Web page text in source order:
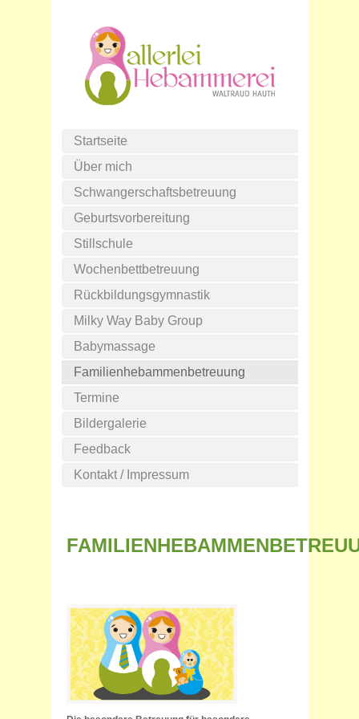
Startseite
Über mich
Schwangerschaftsbetreuung
Geburtsvorbereitung
Stillschule
Wochenbettbetreuung
Rückbildungsgymnastik
Milky Way Baby Group
Babymassage
Familienhebammenbetreuung
Termine
Bildergalerie
Feedback
Kontakt / Impressum